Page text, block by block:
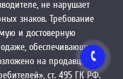
не нарушает
знаков. Требование
и достоверную
обеспечивающую
на продавца
ст. 495 ГК РФ.